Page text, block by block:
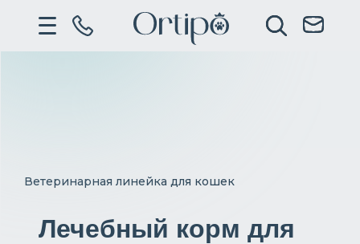
Ветеринарная линейка для кошек
Лечебный корм для